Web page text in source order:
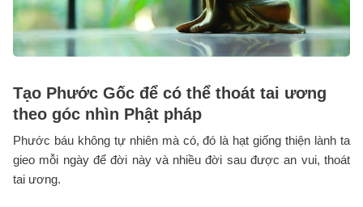
Tạo Phước Gốc để có thể thoát tai ương
theo góc nhìn Phật pháp
Phước báu không tự nhiên mà có, đó là hạt giống thiện lành ta
gieo mỗi ngày để đời này và nhiều đời sau được an vui, thoát
tai ương.